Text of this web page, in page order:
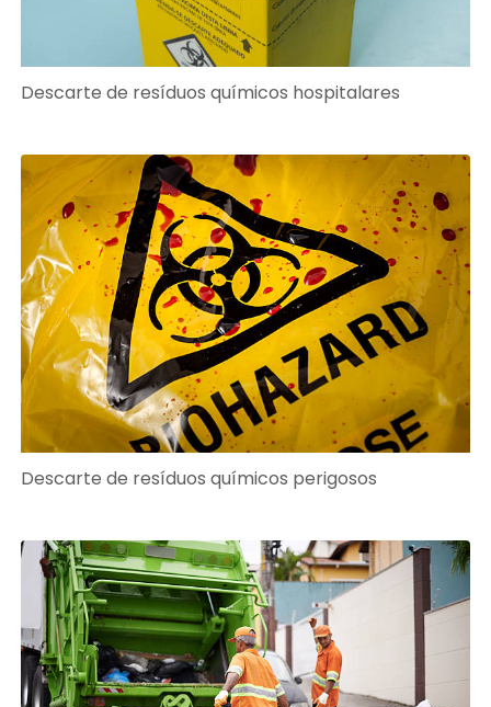
Descarte de resíduos químicos hospitalares
Descarte de resíduos químicos perigosos